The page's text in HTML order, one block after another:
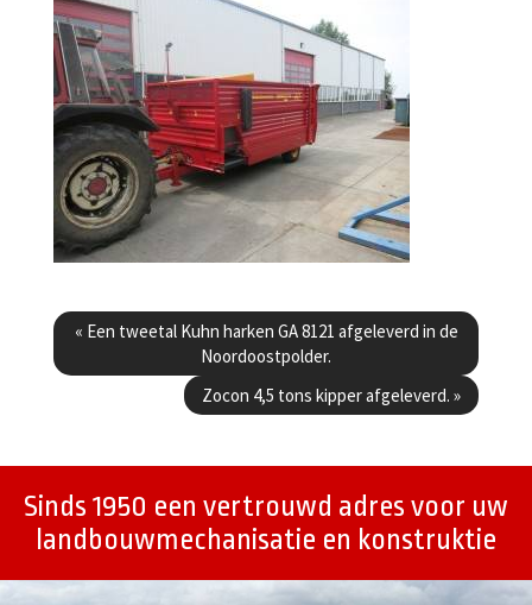
« Een tweetal Kuhn harken GA 8121 afgeleverd in de
Noordoostpolder.
Zocon 4,5 tons kipper afgeleverd. »
Sinds 1950 een vertrouwd adres voor uw
landbouwmechanisatie en konstruktie